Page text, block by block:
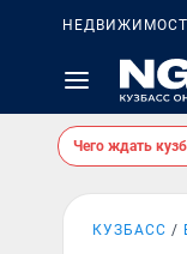
Чего ждать
КУЗБАСС